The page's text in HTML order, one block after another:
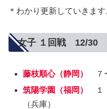
＊わかり更新していきます
女子 １回戦 12/30
藤枝順心（静岡）
７
筑陽学園（福岡）
１
（兵庫）